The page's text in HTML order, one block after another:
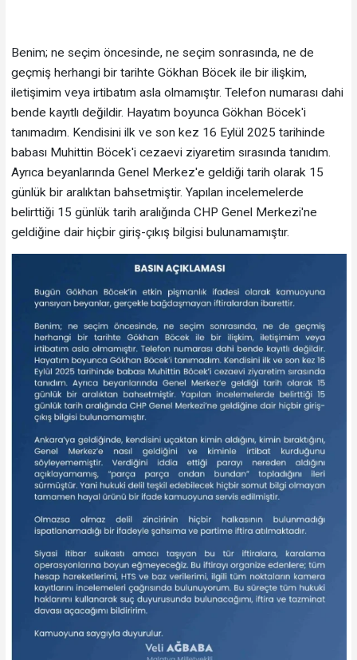
Benim; ne seçim öncesinde, ne seçim sonrasında, ne de
geçmiş herhangi bir tarihte Gökhan Böcek ile bir ilişkim,
iletişimim veya irtibatım asla olmamıştır. Telefon numarası dahi
bende kayıtlı değildir. Hayatım boyunca Gökhan Böcek'i
tanımadım. Kendisini ilk ve son kez 16 Eylül 2025 tarihinde
babası Muhittin Böcek'i cezaevi ziyaretim sırasında tanıdım.
Ayrıca beyanlarında Genel Merkez'e geldiği tarih olarak 15
günlük bir aralıktan bahsetmiştir. Yapılan incelemelerde
belirttiği 15 günlük tarih aralığında CHP Genel Merkezi'ne
geldiğine dair hiçbir giriş-çıkış bilgisi bulunamamıştır.